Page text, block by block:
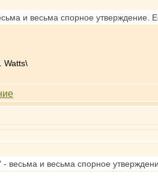
и весьма спорное
Watts\
весьма и весьма спорное